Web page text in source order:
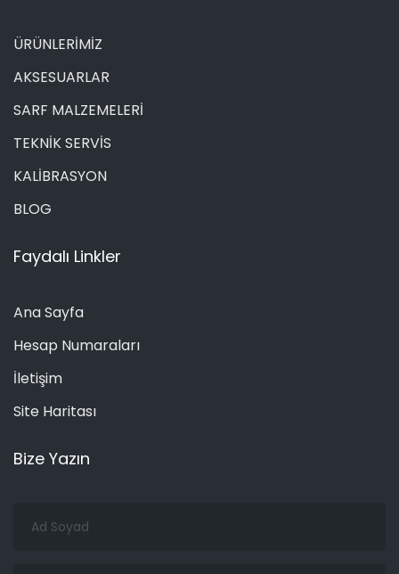
ÜRÜNLERİMİZ
AKSESUARLAR
SARF MALZEMELERİ
TEKNİK SERVİS
KALİBRASYON
BLOG
Faydalı Linkler
Ana Sayfa
Hesap Numaraları
İletişim
Site Haritası
Bize Yazın
Soyad